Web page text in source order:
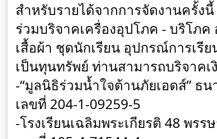
สำหรับรายได้จากการจัดงานครั้ง
ร่วมบริจาคเครื่องอุปโภค - บริโภค
เสื้อผ้า ชุดนักเรียน อุปกรณ์การเรี
เป็นทุนทรัพย์ ท่านสามารถบริจาค
-“มูลนิธิร่วมน้ำใจต้านภัยเอดส์” ธ
เลขที่ 204-1-09259-5
-โรงเรียนเฉลิมพระเกียรติ 48 พร